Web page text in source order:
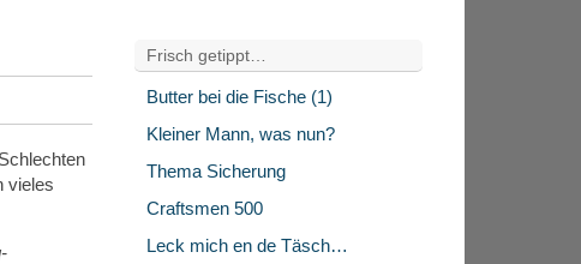
vieles
Frisch getippt…
Butter bei die Fische (1)
Kleiner Mann, was nun?
Thema Sicherung
Craftsmen 500
Leck mich en de Täsch…